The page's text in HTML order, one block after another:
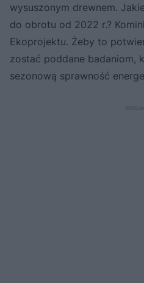
wysuszonym drewnem.
do obrotu od 2022 r.?
Ekoprojektu. Żeby to
zostać poddane badaniom,
sezonową sprawność